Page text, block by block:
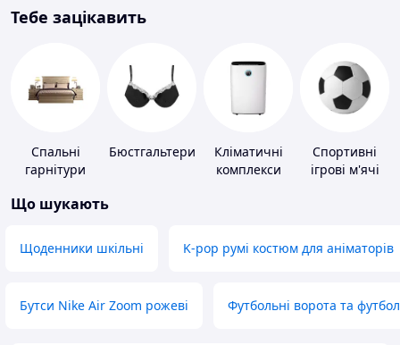
Тебе зацікавить
Спальні
гарнітури
Бюстгальтери
Кліматичні
комплекси
Спортивні
ігрові м'ячі
Що шукають
Щоденники шкільні K-pop румі костюм для аніматорів
Бутси Nike Air Zoom рожеві Футбольні ворота та